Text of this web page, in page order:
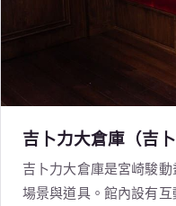
吉卜力大倉庫（吉卜
吉卜力大倉庫是宮崎駿
場景與道具。館內設有